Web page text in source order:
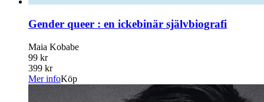
Gender queer : en ickebinär självbiografi
Maia Kobabe
99 kr
399 kr
Mer infoKöp